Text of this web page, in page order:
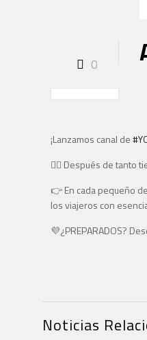
0
¡Lanzamos canal de#
🙋‍♀️ Después de tanto
👉En cada pequeño
los viajeros con
💜¿PREPARADOS?
Noticias